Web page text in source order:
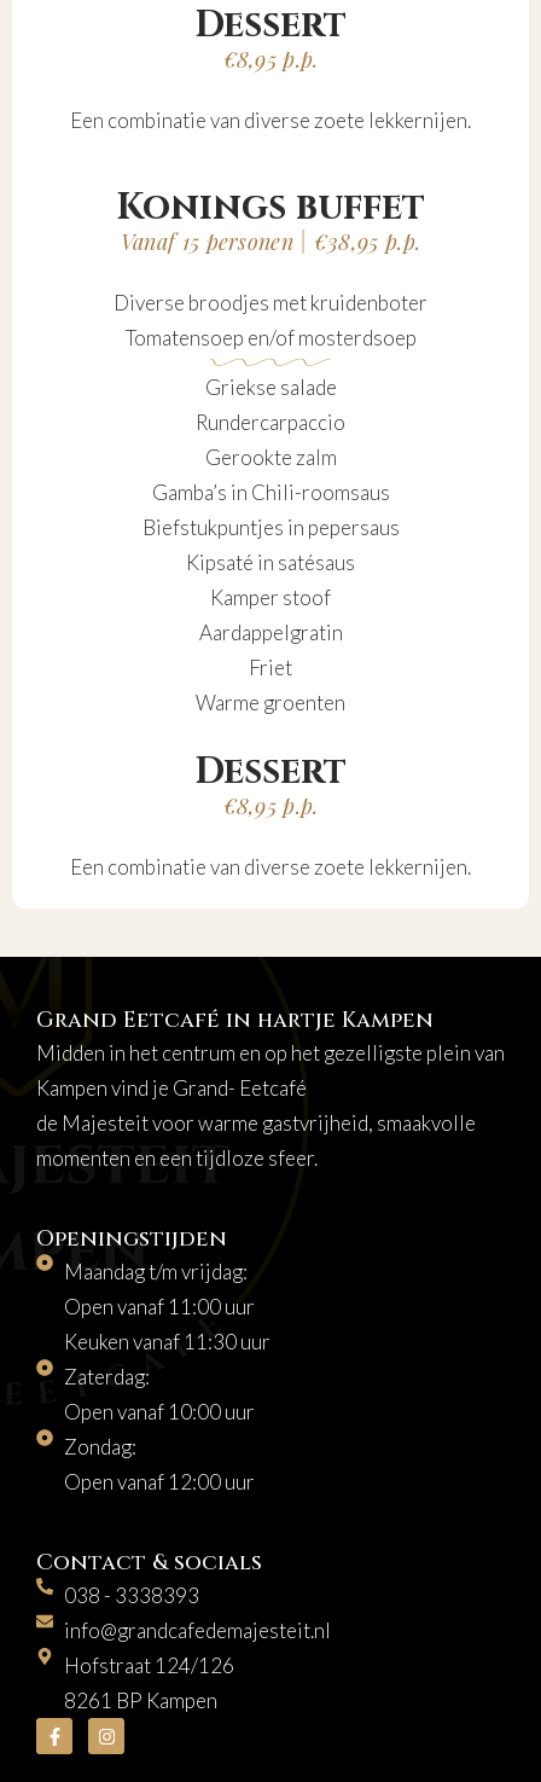
Dessert
€8,95 p.p.
Een combinatie van diverse zoete lekkernijen.
Konings buffet
Vanaf 15 personen | €38,95 p.p.
Diverse broodjes met kruidenboter
Tomatensoep en/of mosterdsoep
Griekse salade
Rundercarpaccio
Gerookte zalm
Gamba’s in Chili-roomsaus
Biefstukpuntjes in pepersaus
Kipsaté in satésaus
Kamper stoof
Aardappelgratin
Friet
Warme groenten
Dessert
€8,95 p.p.
Een combinatie van diverse zoete lekkernijen.
Grand Eetcafé in hartje Kampen
Midden in het centrum en op het gezelligste plein van
Kampen vind je Grand- Eetcafé
de Majesteit voor warme gastvrijheid, smaakvolle
momenten en een tijdloze sfeer.
Openingstijden
Maandag t/m vrijdag:
Open vanaf 11:00 uur
Keuken vanaf 11:30 uur
Zaterdag:
Open vanaf 10:00 uur
Zondag:
Open vanaf 12:00 uur
Contact & socials
038 - 3338393
info@grandcafedemajesteit.nl
Hofstraat 124/126
8261 BP Kampen